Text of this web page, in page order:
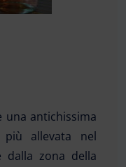
una antichissima
allevata nel
dalla zona della